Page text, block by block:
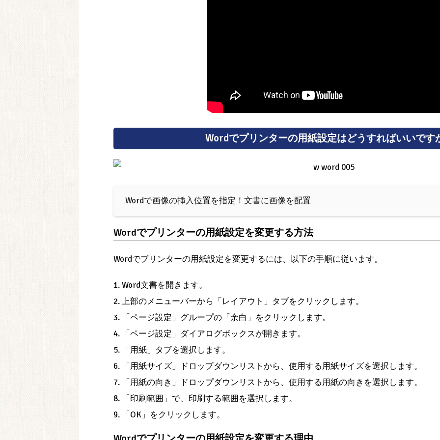
Wordでプリンターの用紙設定はどうすればいいです
️ Wordで画像の挿入位置を指定！文書に画像を配置
Wordでプリンターの用紙設定を変更する方法
Wordでプリンターの用紙設定を変更するには、以下の手順に従います。
1. Word文書を開きます。
2. 上部のメニューバーから「レイアウト」タブをクリックします。
3. 「ページ設定」グループの「余白」をクリックします。
4. 「ページ設定」ダイアログボックスが開きます。
5. 「用紙」タブを選択します。
6. 「用紙サイズ」ドロップダウンリストから、使用する用紙サイズを選択します。
7. 「用紙の向き」ドロップダウンリストから、使用する用紙の向きを選択します。
8. 「印刷範囲」で、印刷する範囲を選択します。
9. 「OK」をクリックします。